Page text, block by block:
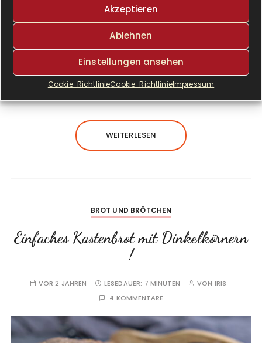
Akzeptieren
Ablehnen
Einstellungen ansehen
Cookie-RichtlinieCookie-RichtlinieImpressum
E
ine herrlich knackige Kruste, mit einer
hellen,weichen Krumme und ein
unverkennbarer Duft- so muss es sein, wenn
das Brot frisch gebacken ist. Und genauso ist unser
Krustenbrot, knackig und weich und es riecht einfach
WEITERLESEN
BROT UND BRÖTCHEN
Einfaches Kastenbrot mit Dinkelkörnern
!
VOR 2 JAHREN LESEDAUER: 7 MINUTEN VON IRIS
4 KOMMENTARE